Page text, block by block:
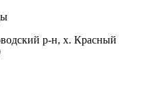
р-н, х. Красный